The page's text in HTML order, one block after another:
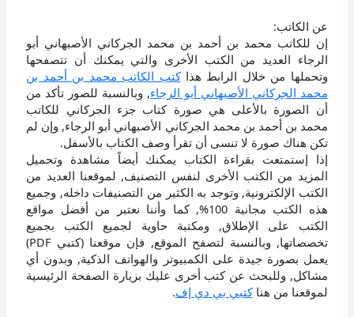
عن الكاتب:
إن للكاتب محمد بن أحمد بن محمد الجركاني الأصبهاني أبو
الرجاء العديد من الكتب الأخرى والتي يمكنك أن تتصفحها
وتحملها من خلال الرابط هذاكتب الكاتب محمد بن أحمد بن
محمد الجركاني الأصبهاني أبو الرجاء, وبالنسبة للصور تأكد من
أن الصورة بالأعلى هي صورة كتاب جزء الجركاني للكاتب
محمد بن أحمد بن محمد الجركاني الأصبهاني أبو الرجاء, وإن لم
تكن هناك صورة لا تنسى أن تقرأ وصف الكتاب بالأسفل.
إذا إستمتعت بقراءة الكتاب يمكنك أيضاً مشاهدة وتحميل
المزيد من الكتب الأخرى لنفس التصنيف, لموقعنا العديد من
الكتب الإلكترونية, وتوجد به الكثير من التصنيفات داخله, وجميع
هذه الكتب مجانية 100%, كما وأننا نعتبر من أفضل مواقع
الكتب على الإطلاق, ومكتبة حاوية لجميع الكتب بجميع
تخصصاتها, وبالنسبة لتصفح الموقع, فإن موقعنا (كتبي PDF)
يعمل بصورة جيدة على الكمبيوتر والهواتف الذكية, وبدون أي
مشاكل, وللبحث عن كتب أخرى عليك بزيارة الصفحة الرئيسية
لموقعنا من هناكتبي بي دي إف.